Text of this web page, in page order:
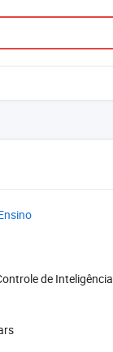
de Inteligência